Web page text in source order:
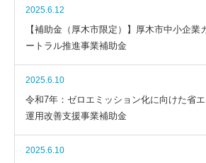
2025.6.12
【補助金（厚木市限定）】厚木市中小企業
ートラル推進事業補助金
2025.6.10
令和7年：ゼロエミッション化に向けた省エ
運用改善支援事業補助金
2025.6.10